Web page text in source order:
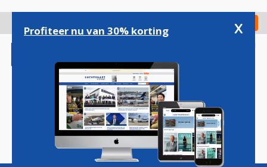
gaan
Check in
Magazine Podcasts Vacatures
Profiteer nu van 30% korting x